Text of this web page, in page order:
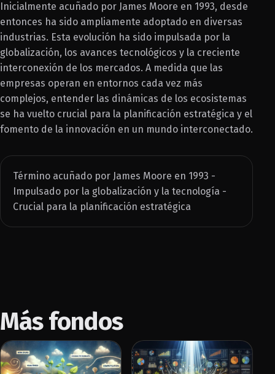
Inicialmente acuñado por James Moore en 1993, desde
entonces ha sido ampliamente adoptado en diversas
industrias. Esta evolución ha sido impulsada por la
globalización, los avances tecnológicos y la creciente
interconexión de los mercados. A medida que las
empresas operan en entornos cada vez más
complejos, entender las dinámicas de los ecosistemas
se ha vuelto crucial para la planificación estratégica y el
fomento de la innovación en un mundo interconectado.
Término acuñado por James Moore en 1993 -
Impulsado por la globalización y la tecnología -
Crucial para la planificación estratégica
Más fondos